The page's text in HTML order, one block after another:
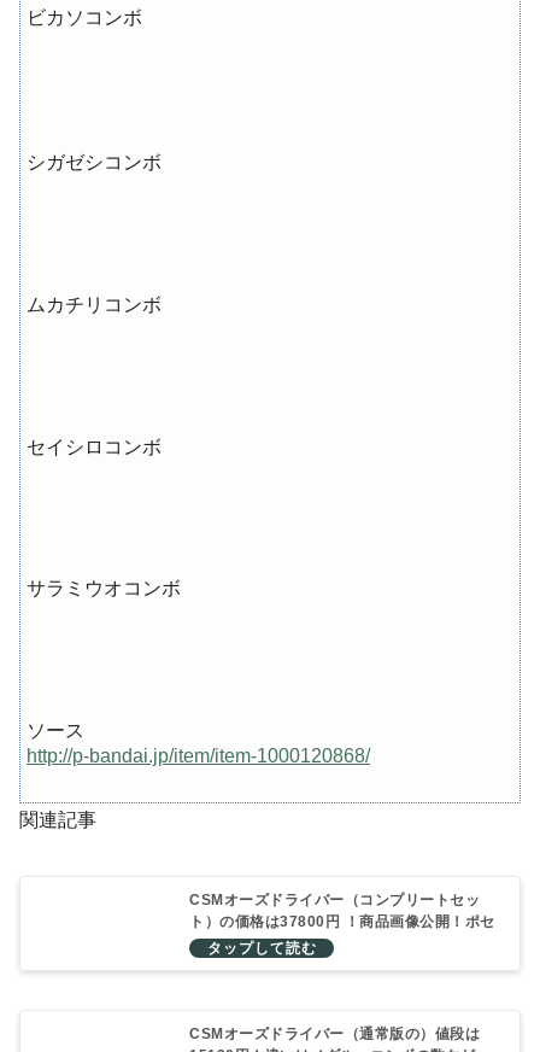
ビカソコンボ
シガゼシコンボ
ムカチリコンボ
セイシロコンボ
サラミウオコンボ
ソース
http://p-bandai.jp/item/item-1000120868/
関連記事
CSMオーズドライバー（コンプリートセッ
ト）の価格は37800円 ！商品画像公開！ポセ
イドンバックルなどが付属
CSMオーズドライバー（通常版の）値段は